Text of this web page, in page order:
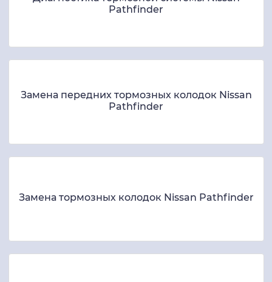
Pathfinder
Замена передних тормозных колодок Nissan
Pathfinder
Замена тормозных колодок Nissan Pathfinder